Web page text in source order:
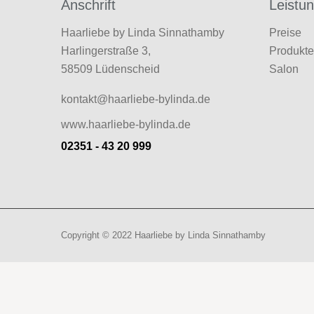
Anschrift
Haarliebe by Linda Sinnathamby
Harlingerstraße 3,
58509 Lüdenscheid
kontakt@haarliebe-bylinda.de
www.haarliebe-bylinda.de
02351 - 43 20 999
Preise
Produkte
Salon
Copyright © 2022 Haarliebe by Linda Sinnathamby